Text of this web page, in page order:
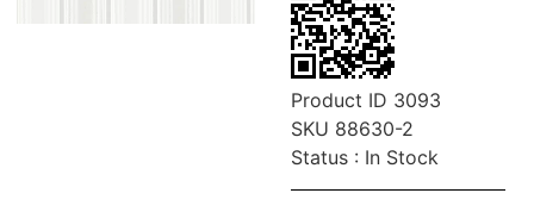
Product ID 3093
SKU 88630-2
Status : In Stock